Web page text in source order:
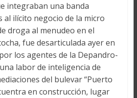
integraban una banda
al ilícito negocio de la micro
droga al menudeo en el
fue desarticulada ayer en
los agentes de la Depandro-
labor de inteligencia de
del bulevar “Puerto
en construcción, lugar